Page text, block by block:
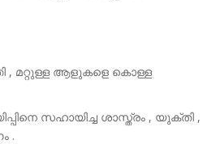
, മറ്റുള്ള ആളുകളെ കൊള്ള
സഹായിച്ച ശാസ്ത്രം , യുക്തി ,
.